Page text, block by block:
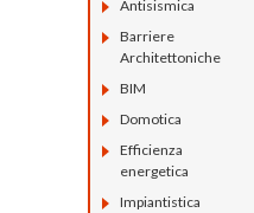
Antisismica
Barriere
Architettoniche
BIM
Domotica
Efficienza
energetica
Impiantistica